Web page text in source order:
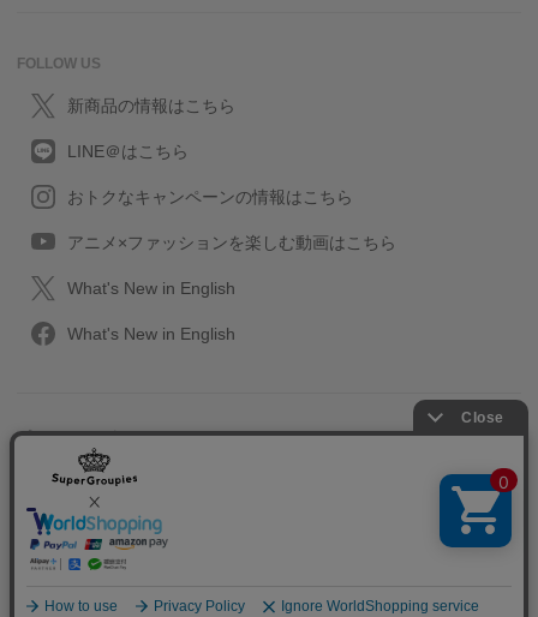
FOLLOW US
新商品の情報はこちら
LINE＠はこちら
おトクなキャンペーンの情報はこちら
アニメ×ファッションを楽しむ動画はこちら
What's New in English
What's New in English
プライバシーポリシー
特定取引に関する法律
会社情報/採用情報